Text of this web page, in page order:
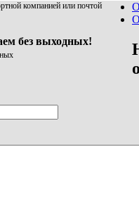
компанией или почтой
без выходных!